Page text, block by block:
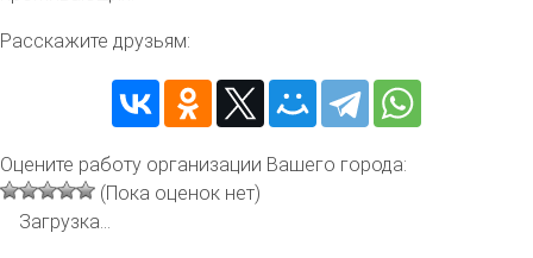
Расскажите друзьям:
Оцените работу организации Вашего города:
(Пока оценок нет)
Загрузка...